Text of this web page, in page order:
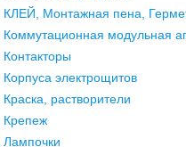
КЛЕЙ, Монтажная пена,
Коммутационная модульная
Контакторы
Корпуса электрощитов
Краска, растворители
Крепеж
Лампочки